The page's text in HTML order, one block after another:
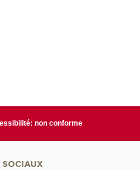
non conforme
SOCIAUX